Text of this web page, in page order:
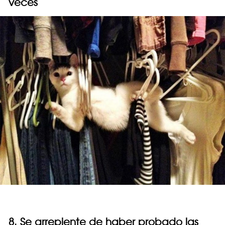
8. Se arrepiente de haber probado las